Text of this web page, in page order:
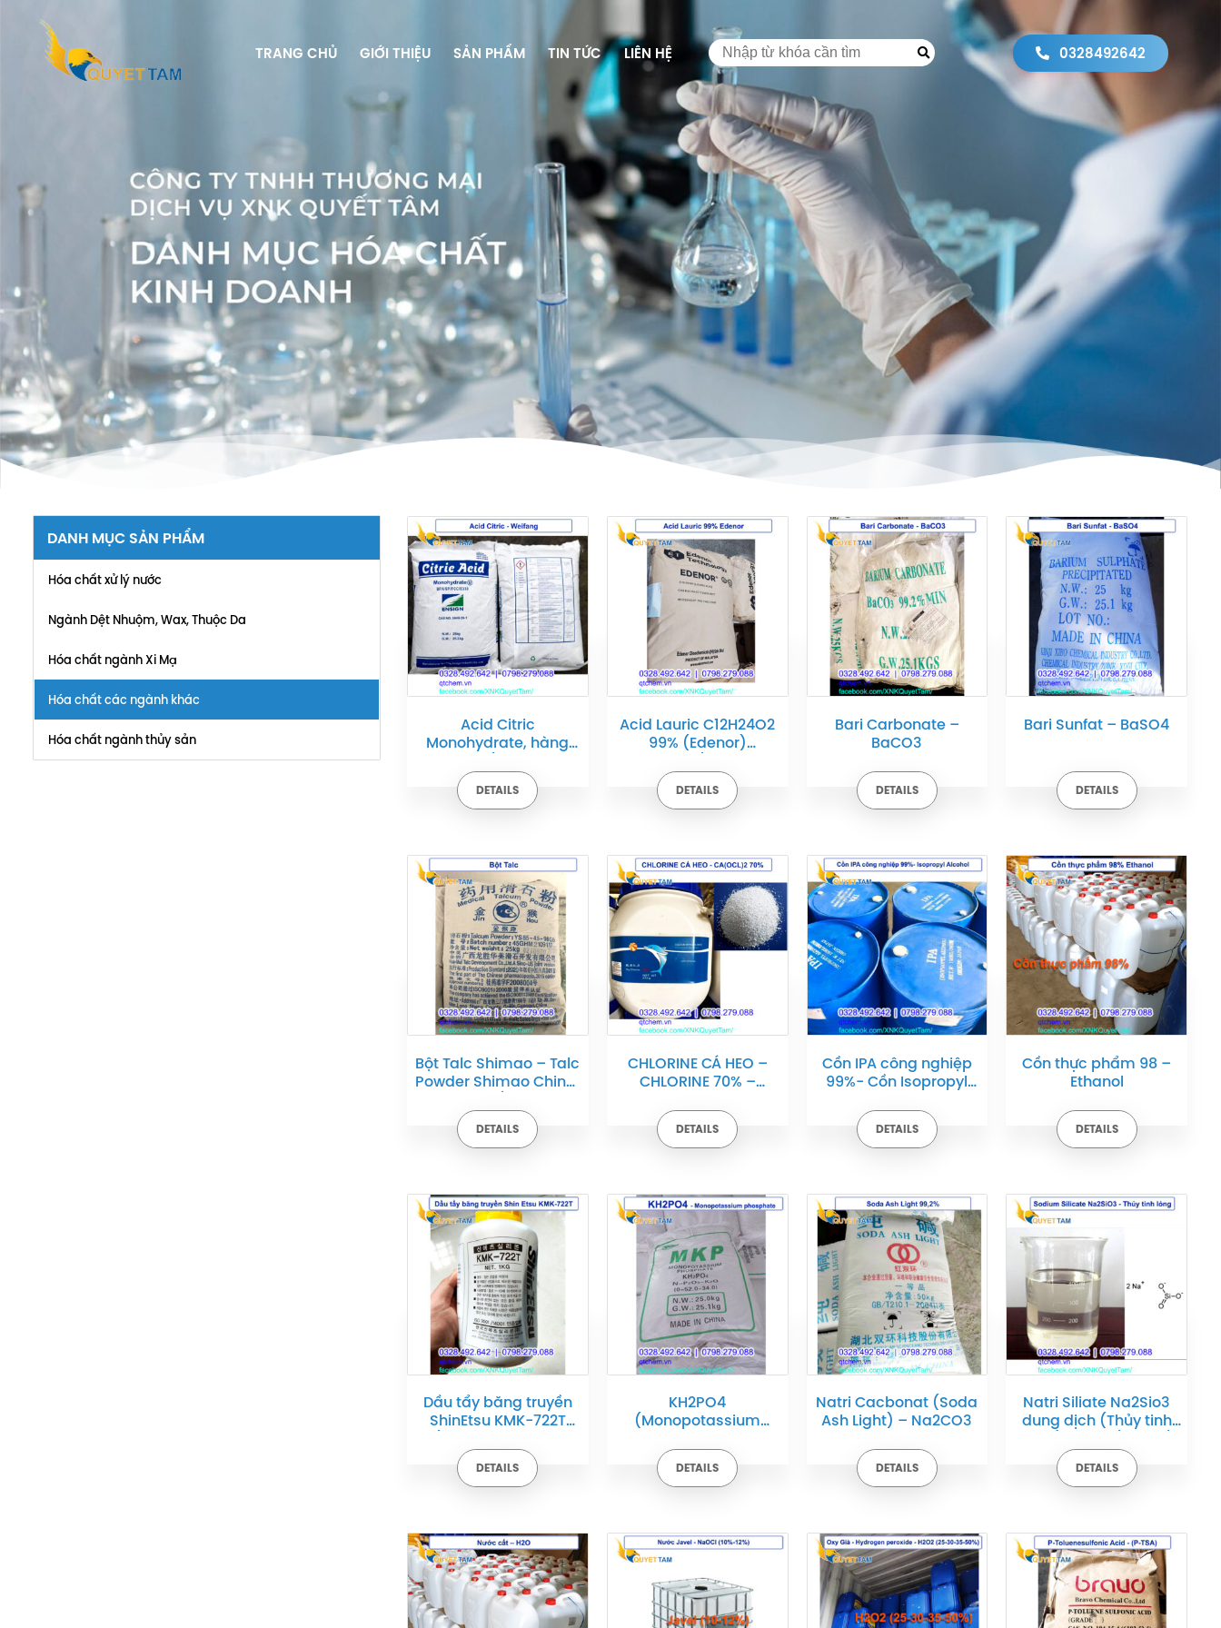
TRANG CHỦ GIỚI THIỆU SẢN PHẨM TIN TỨC LIÊN HỆ 0328492642
DANH MỤC SẢN PHẨM
Hóa chất xử lý nước
Ngành Dệt Nhuộm, Wax, Thuộc Da
Hóa chất ngành Xi Mạ
Hóa chất các ngành khác
Hóa chất ngành thủy sản
Acid Citric
Monohydrate, hàng
điều chỉnh độ chua),
25kg/bao
DETAILS
Acid Lauric C12H24O2
99% (Edenor)
DETAILS
Bari Carbonate –
BaCO3
DETAILS
Bari Sunfat – BaSO4
DETAILS
Bột Talc Shimao – Talc
Powder Shimao China,
DETAILS
CHLORINE CÁ HEO –
CHLORINE 70% –
HYPOCHLORIDE
CA(OCL)2
DETAILS
Cồn IPA công nghiệp
99%- Cồn Isopropyl
DETAILS
Cồn thực phẩm 98 –
Ethanol
DETAILS
Dầu tẩy băng truyền
ShinEtsu KMK-722T
Korea)
DETAILS
KH2PO4
(Monopotassium
dihydro photphat)
DETAILS
Natri Cacbonat (Soda
Ash Light) – Na2CO3
DETAILS
Natri Siliate Na2Sio3
dung dịch (Thủy tinh
Bồn
DETAILS